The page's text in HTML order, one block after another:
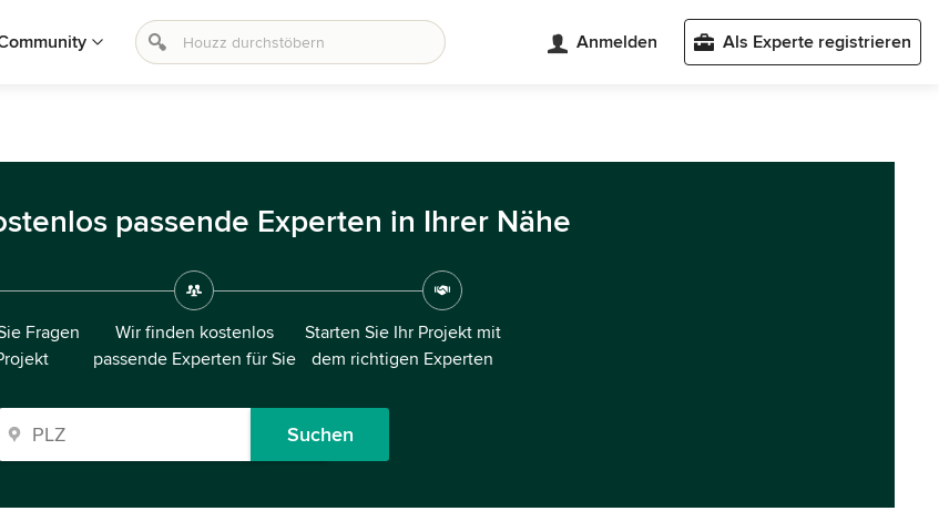
Anmelden Als Experte registrieren
passende Experten in Ihrer Nähe
Fragen
Wir finden kostenlos
passende Experten für Sie
Starten Sie Ihr Projekt mit
dem richtigen Experten
Suchen